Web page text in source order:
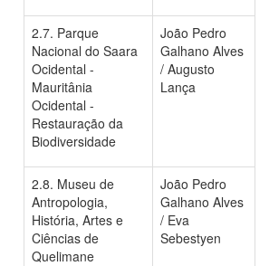
2.7. Parque
Nacional do Saara
Ocidental -
Mauritânia
Ocidental -
Restauração da
Biodiversidade
João Pedro
Galhano Alves
/ Augusto
Lança
2.8. Museu de
Antropologia,
História, Artes e
Ciências de
Quelimane
João Pedro
Galhano Alves
/ Eva
Sebestyen